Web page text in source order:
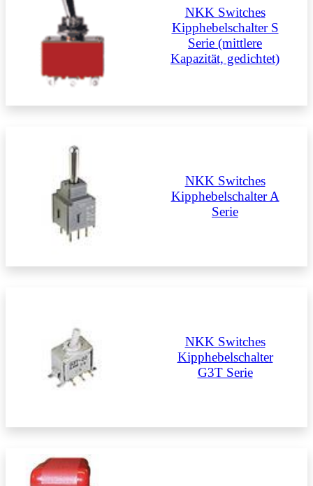
NKK Switches
Kipphebelschalter S
Serie (mittlere
Kapazität, gedichtet)
NKK Switches
Kipphebelschalter A
Serie
NKK Switches
Kipphebelschalter
G3T Serie